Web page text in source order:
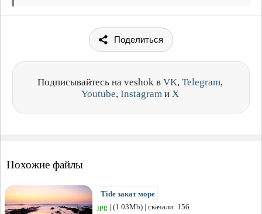
Поделиться
Подписывайтесь на veshok в VK, Telegram,
Youtube, Instagram и X
Похожие файлы
Tide закат море
jpg | (1.03Mb) | скачали: 156